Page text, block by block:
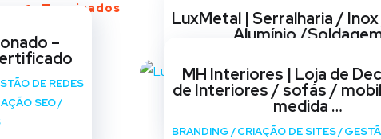
Terminados
–
DE REDES
SEO/
LuxMetal | Serralharia /
Alumínio /
SOCIAIS/ MARKETING/
REDESIGN DE SITES
MH Interiores | Loja de
de Interiores / sofás /
medida …
BRANDING /CRIAÇÃO DE SITES/